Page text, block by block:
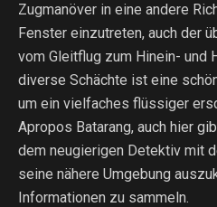
Zugmanöver in eine andere
Fenster einzutreten, auch der
vom Gleitflug zum Hinein- und
diverse Schächte ist eine
um ein vielfaches flüssiger
Apropos Batarang, auch hier
dem neugierigen Detektiv mit
seine nähere Umgebung
Informationen zu sammeln.